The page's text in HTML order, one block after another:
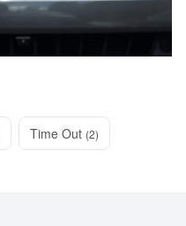
Time Out (2)